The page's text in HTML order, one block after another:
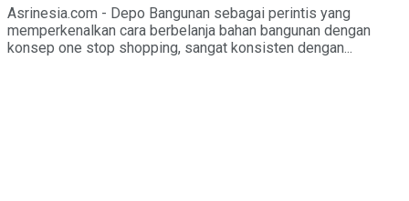
Asrinesia.com - Depo Bangunan sebagai perintis yang
memperkenalkan cara berbelanja bahan bangunan dengan
konsep one stop shopping, sangat konsisten dengan...